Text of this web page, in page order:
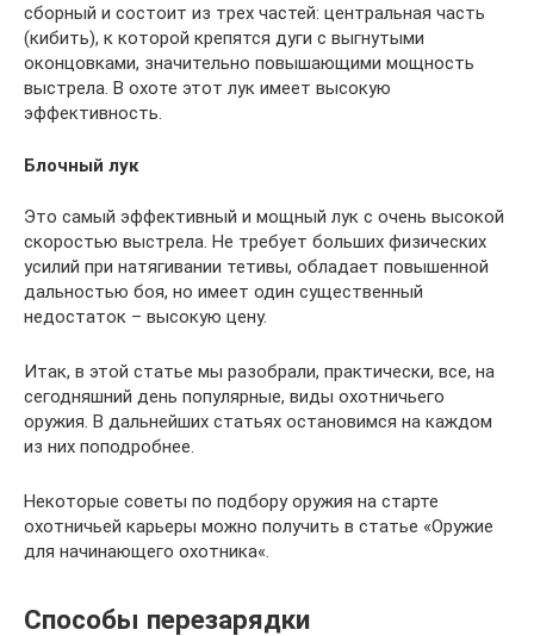
сборный и состоит из трех частей: центральная часть
(кибить), к которой крепятся дуги с выгнутыми
оконцовками, значительно повышающими мощность
выстрела. В охоте этот лук имеет высокую
эффективность.
Блочный лук
Это самый эффективный и мощный лук с очень высокой
скоростью выстрела. Не требует больших физических
усилий при натягивании тетивы, обладает повышенной
дальностью боя, но имеет один существенный
недостаток – высокую цену.
Итак, в этой статье мы разобрали, практически, все, на
сегодняшний день популярные, виды охотничьего
оружия. В дальнейших статьях остановимся на каждом
из них поподробнее.
Некоторые советы по подбору оружия на старте
охотничьей карьеры можно получить в статье «Оружие
для начинающего охотника«.
Способы перезарядки